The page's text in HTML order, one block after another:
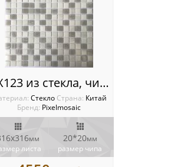
PIX123 из стекла, чип 20x20 мм, сетка 316х316х4 мм
Стекло Cтрана: Китай
Бренд: Pixelmosaic
мм
листа
20*20мм
размер чипа